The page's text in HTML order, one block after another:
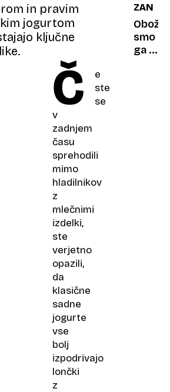
in pravim
jogurtom
ključne
Č
e
ste
se
v
zadnjem
času
sprehodili
mimo
hladilnikov
z
mlečnimi
izdelki,
ste
verjetno
opazili,
da
klasične
sadne
jogurte
vse
bolj
izpodrivajo
lončki
z
lahko
oglasi
tujina.
Kdo
smo
ga v